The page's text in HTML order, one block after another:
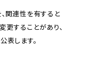
関連性を有すると
することがあり、
表します。